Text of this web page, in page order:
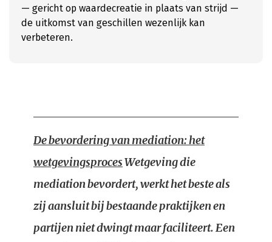
— gericht op waardecreatie in plaats van strijd —
de uitkomst van geschillen wezenlijk kan
verbeteren.
De bevordering van mediation: het
wetgevingsprocesWetgeving die
mediation bevordert, werkt het beste als
zij aansluit bij bestaande praktijken en
partijen niet dwingt maar faciliteert. Een